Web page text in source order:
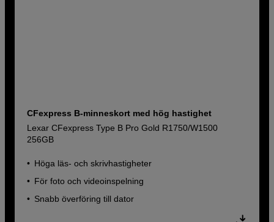
CFexpress B-minneskort med hög hastighet
Lexar CFexpress Type B Pro Gold R1750/W1500
256GB
Höga läs- och skrivhastigheter
För foto och videoinspelning
Snabb överföring till dator